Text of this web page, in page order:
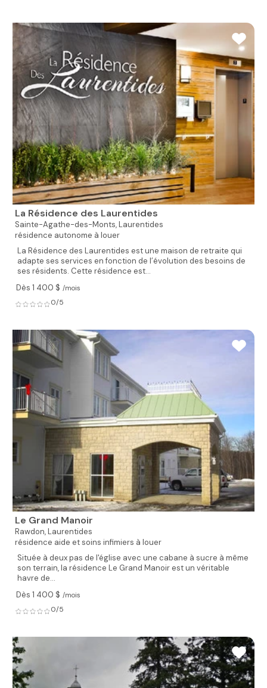
La Résidence des Laurentides
Sainte-Agathe-des-Monts,Laurentides
résidence autonome à louer
La Résidence des Laurentides est une maison de retraite qui
adapte ses services en fonction de l’évolution des besoins de
ses résidents. Cette résidence est...
Dès 1 400 $ /mois
0/5
Le Grand Manoir
Rawdon,Laurentides
résidence aide et soins infimiers à louer
Située à deux pas de l'église avec une cabane à sucre à même
son terrain, la résidence Le Grand Manoir est un véritable
havre de...
Dès 1 400 $ /mois
0/5